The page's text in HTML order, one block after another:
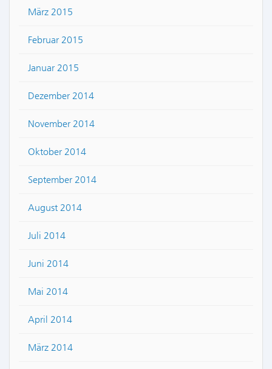
März 2015
Februar 2015
Januar 2015
Dezember 2014
November 2014
Oktober 2014
September 2014
August 2014
Juli 2014
Juni 2014
Mai 2014
April 2014
März 2014